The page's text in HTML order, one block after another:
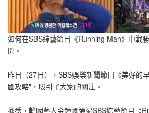
如何在SBS綜藝節目《Running Man》中戰
開。
昨日（27日），SBS娛樂新聞節目《美好的
國攻略"，吸引了大家的關注。
據悉，韓國藝人金鐘國通過SBS綜藝節目《